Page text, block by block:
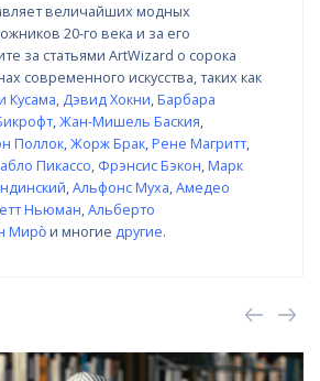
величайших модных
20-го века и за его
за статьями ArtWizard о сорока
современного искусства, таких как
Кусама, Дэвид Хокни,Барбара
,Жан-Мишель Баския,
Поллок,Жорж Брак,Рене Магритт,
Пикассо, Фрэнсис Бэкон,Марк
,Альфонс Муха,Амедео
Ньюман,Альберто
Миро̀и многие другие.